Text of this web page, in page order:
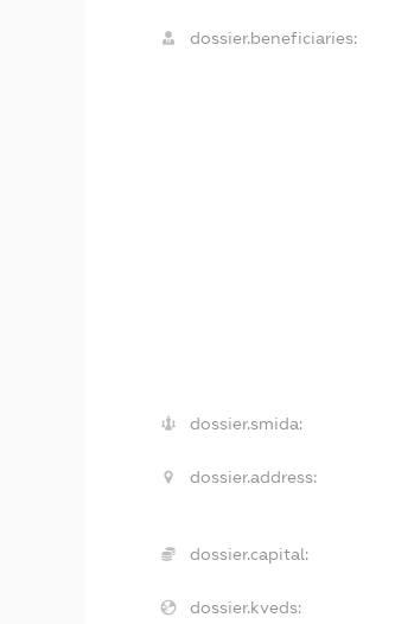
dossier.beneficiaries:
dossier.smida:
dossier.address:
dossier.capital:
dossier.kveds: